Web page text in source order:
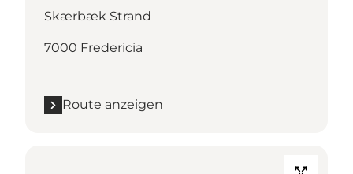
Skærbæk Strand
7000 Fredericia
Route anzeigen